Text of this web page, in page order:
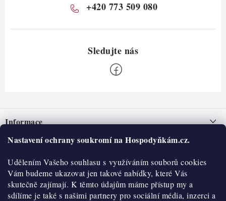
Nastavení ochrany soukromí na Hospodyňkám.cz.
Udělením Vašeho souhlasu s využíváním souborů cookies
Vám budeme ukazovat jen takové nabídky, které Vás
skutečně zajímají. K těmto údajům máme přístup my a
sdílíme je také s našimi partnery pro sociální média, inzerci a
+420 773 509 080
pInformace
Nepřevzetí zásilky na dobírku
Obchodní podmínky
Hodnocení obchodu
Blog
O nás
Historie
Kontakty
O nákupu
Reklamace a vratky